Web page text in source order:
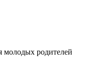
молодых родителей